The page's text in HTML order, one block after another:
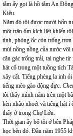
tắm ấy gọi là hồ tắm An
Kiêu.
Năm đó tôi được mười bốn
một trận ốm kịch liệt khiến
tinh, phòng ốc còn trống
mùi nồng nồng của nước
căn gác trống trải, tai nghe
hát cổ trong một tuồng tích
xây cất. Tiếng phèng la inh
tiếng mèo gào động đực.
tôi thấy mình nằm trên một
kèn nhão nhoét và tiếng hát
thấy ở trong Chợ Lớn.
Thời gian ấy bố tôi ở bên
học bên đó. Đầu năm 1955